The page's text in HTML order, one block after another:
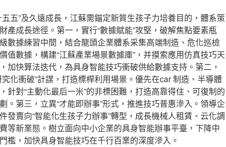
五五”及久遠成長，江蘇需錨定新質生孩子力培養目的，體系策
產成長途徑。第一，實行“數據賦能”攻堅，破解焦點要素瓶
數據練習中間，結合龍頭企業體系采集高端制造、危化巡檢
值數據，構建“江蘇產業場景數據庫”，并摸索應用仿真技巧天
加快算法迭代，為具身智能技巧衝破供給數據支持。第二，
究化衝破”計謀，打造標桿利用場景。優先在car 制造、半導體
針對“主動化最后一米”的非標困難，打造高靠得住、可復制的
。第三，立異“才能即辦事”形式，推進技巧普惠滲入。領導企
發賣向“智能化生孩子力辦事”轉型，成長機械人租賃、云化調
等新業態。樹立面向中小企業的具身智能辦事平臺，下降中
檻，加快具身智能技巧在千行百業的深度滲入。